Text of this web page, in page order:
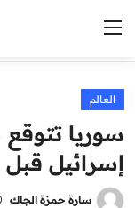
الرئيسية
اخبار مصر
العالم
العالم
سوريا
إسرائيل قبل
سارة حمزة الجاك